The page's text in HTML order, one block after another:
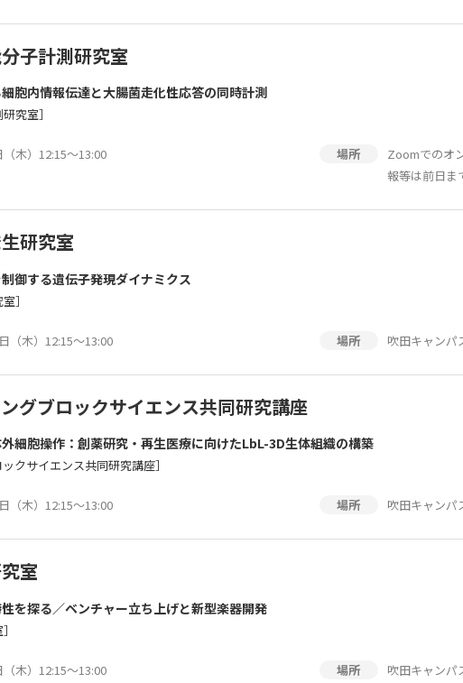
子計測研究室
胞内情報伝達と大腸菌走化性応答の同時計測
究室］
木）12:15～13:00 場所
Zoomでのオ
報等は前日ま
研究室
御する遺伝子発現ダイナミクス
］
（木）12:15〜13:00 場所 吹田キャンパ
グブロックサイエンス共同研究講座
細胞操作：創薬研究・再生医療に向けたLbL-3D生体組織の構築
クサイエンス共同研究講座］
（木）12:15～13:00 場所 吹田キャンパ
室
を探る／ベンチャー立ち上げと新型楽器開発
木）12:15～13:00 場所 吹田キャンパ